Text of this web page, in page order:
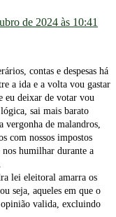
de 2024 às 10:41
contas e despesas há
a ida e a volta vou gastar
eu deixar de votar vou
sai mais barato
vergonha de malandros,
com nossos impostos
nos humilhar durante a
lei eleitoral amarra os
seja, aqueles em que o
opinião valida, excluindo